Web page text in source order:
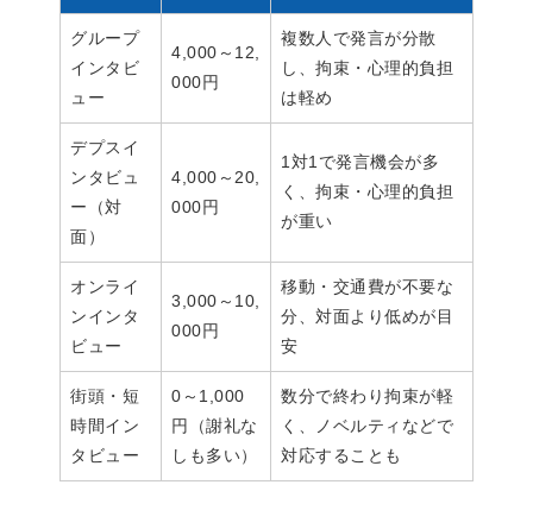
グループ
インタビ
ュー
4,000～12,
000円
複数人で発言が分散
し、拘束・心理的負担
は軽め
デプスイ
ンタビュ
ー（対
面）
4,000～20,
000円
1対1で発言機会が多
く、拘束・心理的負担
が重い
オンライ
ンインタ
ビュー
3,000～10,
000円
移動・交通費が不要な
分、対面より低めが目
安
街頭・短
時間イン
タビュー
0～1,000
円（謝礼な
しも多い）
数分で終わり拘束が軽
く、ノベルティなどで
対応することも